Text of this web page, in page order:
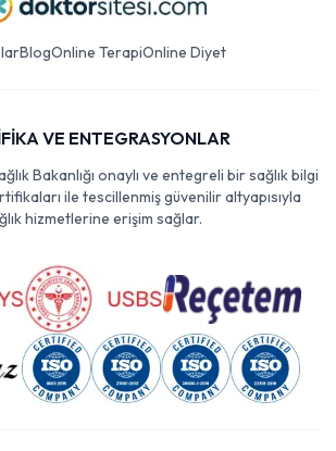
BlogOnline TerapiOnline Diyet
VE ENTEGRASYONLAR
Bakanlığı onaylı ve entegreli bir sağlık bilgi
ile tescillenmiş güvenilir altyapısıyla
hizmetlerine erişim sağlar.